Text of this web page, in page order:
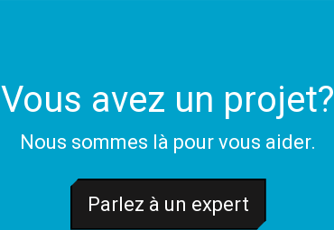
Vous avez un projet?
Nous sommes là pour vous aider.
Parlez à un expert